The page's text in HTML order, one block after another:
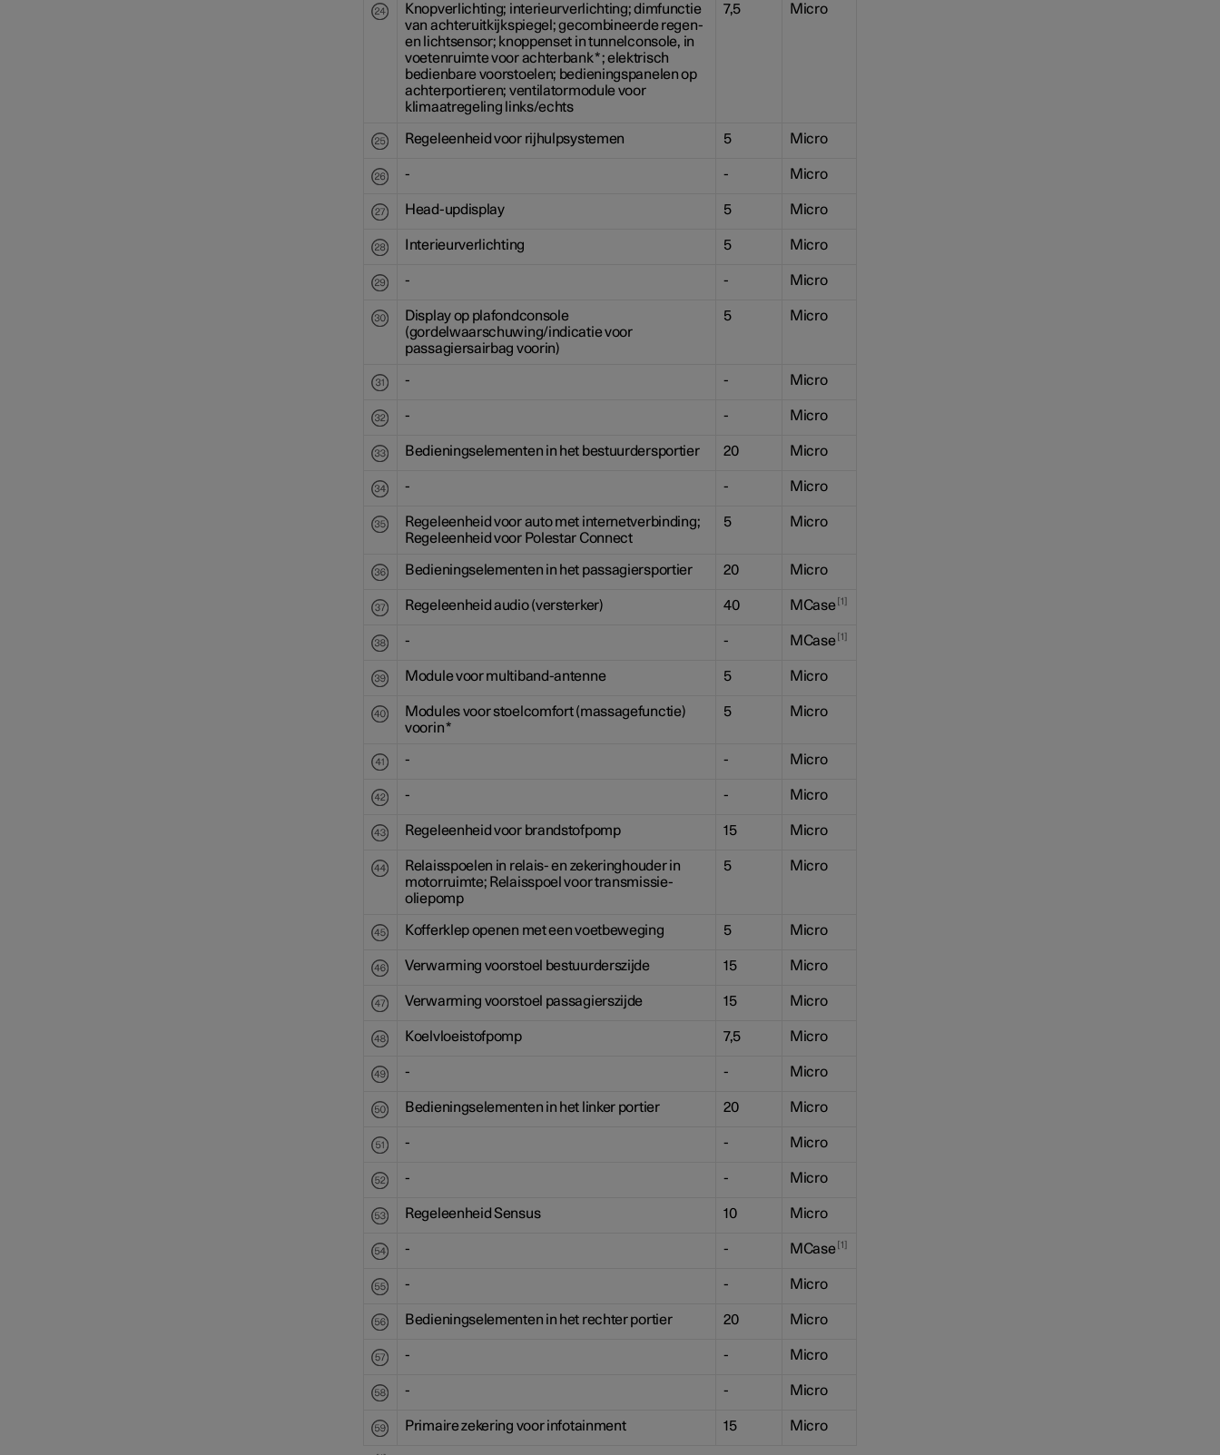
Knopverlichting; interieurverlichting; dimfunctie
van achteruitkijkspiegel; gecombineerde regen-
en lichtsensor; knoppenset in tunnelconsole, in
voetenruimte voor achterbank*; elektrisch
bedienbare voorstoelen; bedieningspanelen op
achterportieren; ventilatormodule voor
klimaatregeling links/echts
7,5 Micro
Regeleenheid voor rijhulpsystemen 5 Micro
- - Micro
Head-updisplay 5 Micro
Interieurverlichting 5 Micro
- - Micro
Display op plafondconsole
(gordelwaarschuwing/indicatie voor
passagiersairbag voorin)
5 Micro
- - Micro
- - Micro
Bedieningselementen in het bestuurdersportier 20 Micro
- - Micro
Regeleenheid voor auto met internetverbinding;
Regeleenheid voor Polestar Connect
5 Micro
Bedieningselementen in het passagiersportier 20 Micro
Regeleenheid audio (versterker) 40 MCase 1
- - MCase 1
Module voor multiband-antenne 5 Micro
Modules voor stoelcomfort (massagefunctie)
voorin*
5 Micro
- - Micro
- - Micro
Regeleenheid voor brandstofpomp 15 Micro
Relaisspoelen in relais- en zekeringhouder in
motorruimte; Relaisspoel voor transmissie-
oliepomp
5 Micro
Kofferklep openen met een voetbeweging 5 Micro
Verwarming voorstoel bestuurderszijde 15 Micro
Verwarming voorstoel passagierszijde 15 Micro
Koelvloeistofpomp 7,5 Micro
- - Micro
Bedieningselementen in het linker portier 20 Micro
- - Micro
- - Micro
Regeleenheid Sensus 10 Micro
- - MCase 1
- - Micro
Bedieningselementen in het rechter portier 20 Micro
- - Micro
- - Micro
Primaire zekering voor infotainment 15 Micro